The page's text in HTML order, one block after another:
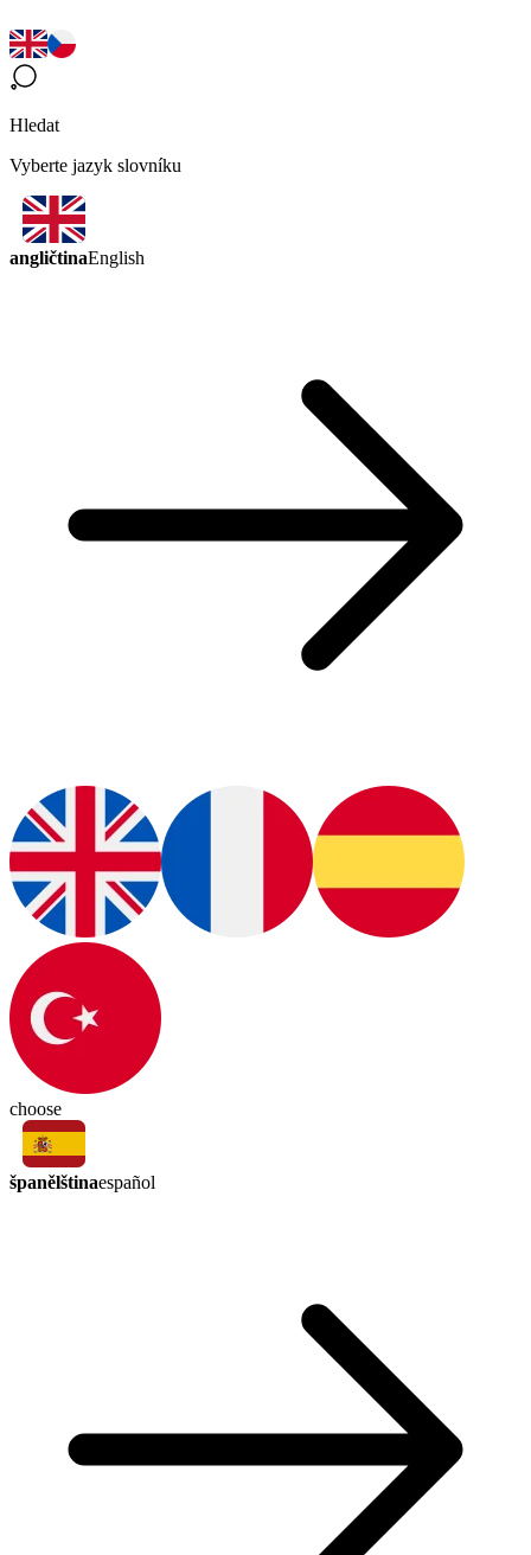
Hledat
Vyberte jazyk slovníku
angličtinaEnglish
choose
španělštinaespañol